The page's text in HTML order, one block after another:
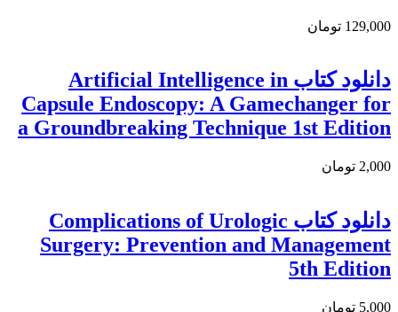
129,000 تومان
دانلود کتاب Artificial Intelligence in
Capsule Endoscopy: A Gamechanger for
a Groundbreaking Technique 1st Edition
2,000 تومان
دانلود کتاب Complications of Urologic
Surgery: Prevention and Management
5th Edition
5,000 تومان